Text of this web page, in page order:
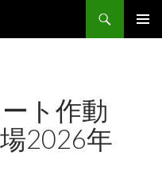
ト作動
2026年